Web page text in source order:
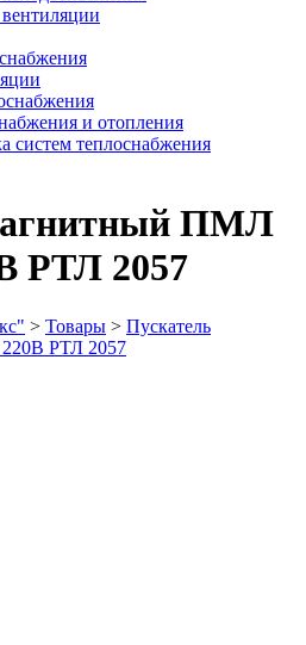
и отопления
систем теплоснабжения
ПМЛ
РТЛ 2057
> Товары > Пускатель
РТЛ 2057